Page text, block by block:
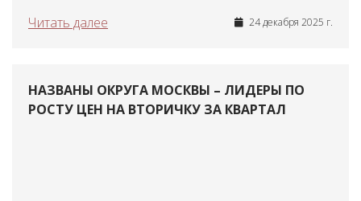
Читать далее
24 декабря 2025 г.
НАЗВАНЫ ОКРУГА МОСКВЫ – ЛИДЕРЫ ПО
РОСТУ ЦЕН НА ВТОРИЧКУ ЗА КВАРТАЛ